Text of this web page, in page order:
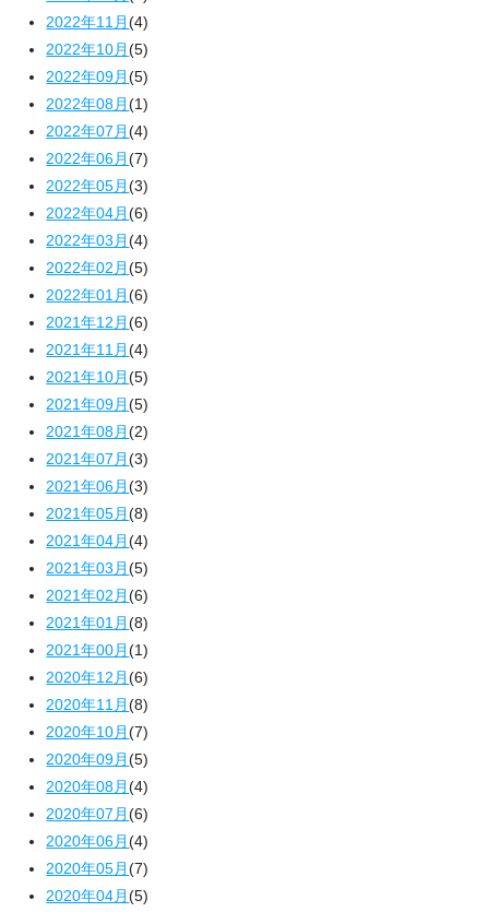
2022年11月(4)
2022年10月(5)
2022年09月(5)
2022年08月(1)
2022年07月(4)
2022年06月(7)
2022年05月(3)
2022年04月(6)
2022年03月(4)
2022年02月(5)
2022年01月(6)
2021年12月(6)
2021年11月(4)
2021年10月(5)
2021年09月(5)
2021年08月(2)
2021年07月(3)
2021年06月(3)
2021年05月(8)
2021年04月(4)
2021年03月(5)
2021年02月(6)
2021年01月(8)
2021年00月(1)
2020年12月(6)
2020年11月(8)
2020年10月(7)
2020年09月(5)
2020年08月(4)
2020年07月(6)
2020年06月(4)
2020年05月(7)
2020年04月(5)